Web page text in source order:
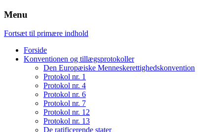
Menu
Fortsæt til primære indhold
Forside
Konventionen og tillægsprotokoller
Den Europæiske Menneskerettighedskonvention
Protokol nr. 1
Protokol nr. 4
Protokol nr. 6
Protokol nr. 7
Protokol nr. 12
Protokol nr. 13
De ratificerende stater